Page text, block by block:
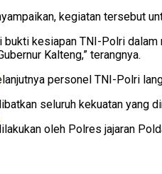
kegiatan tersebut
bukti kesiapan TNI-Polri
Kalteng,” terangnya.
personel TNI-Polri
seluruh kekuatan yang
oleh Polres jajaran